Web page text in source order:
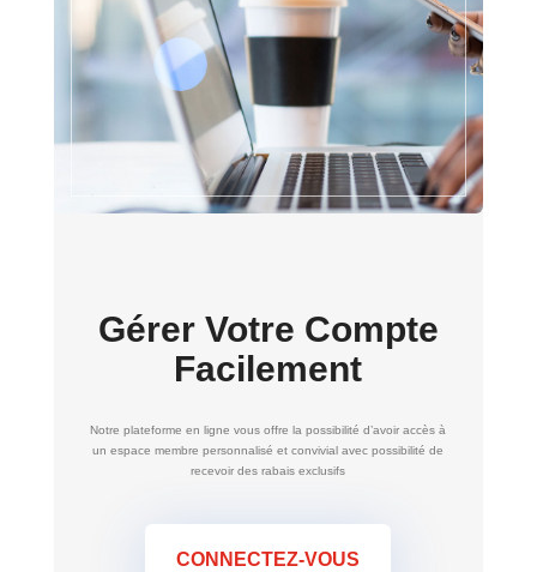
Gérer Votre Compte
Facilement
Notre plateforme en ligne vous offre la possibilité d’avoir accès à
un espace membre personnalisé et convivial avec possibilité de
recevoir des rabais exclusifs
CONNECTEZ-VOUS